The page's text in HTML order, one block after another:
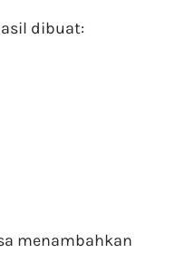
dibuat:
menambahkan